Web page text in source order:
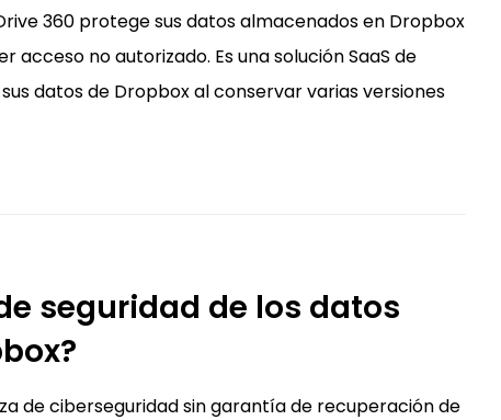
360 protege sus datos almacenados en Dropbox
no autorizado. Es una solución SaaS de
datos de Dropbox al conservar varias versiones
seguridad de los datos
de ciberseguridad sin garantía de recuperación de